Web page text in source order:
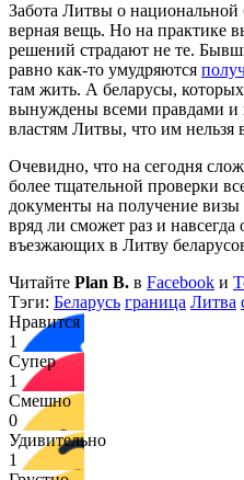
Забота Литвы о национальной
верная вещь. Но на практике
решений страдают не те.
равно как-то умудряются
там жить. А беларусы,
вынуждены всеми правдами и
властям Литвы, что им нельзя
Очевидно, что на сегодня
более тщательной проверки
документы на получение
вряд ли сможет раз и навсегда
въезжающих в Литву
Читайте Plan B. в Facebook и
Тэги: Беларусь граница Литва
Нравится
1
Супер
1
Смешно
0
Удивительно
1